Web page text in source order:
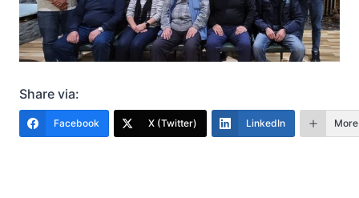
Share via:
Facebook X (Twitter) LinkedIn More